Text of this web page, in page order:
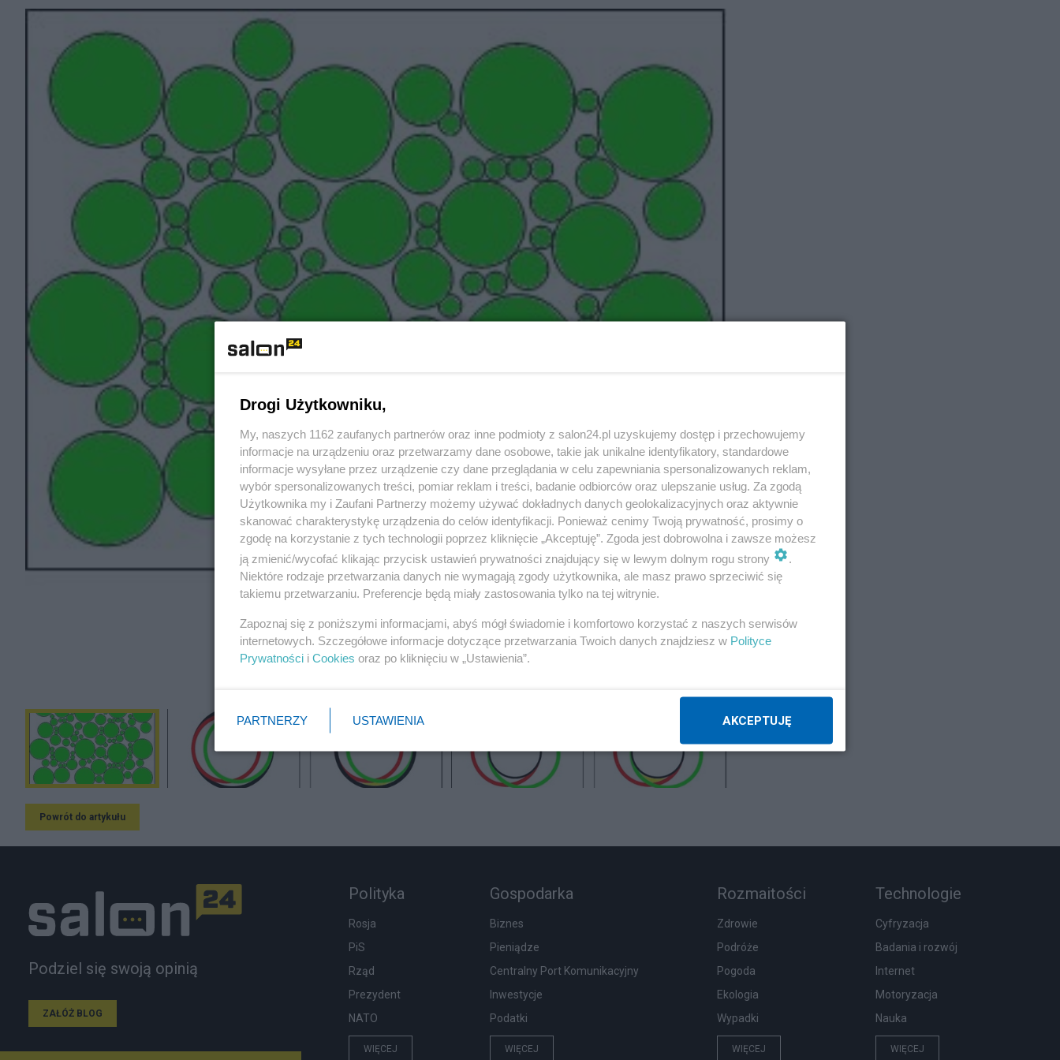
Powrót do artykułu
Podziel się swoją opinią
ZAŁÓŻ BLOG
Polityka
Rosja
PiS
Rząd
Prezydent
NATO
WIĘCEJ
Gospodarka
Biznes
Pieniądze
Centralny Port Komunikacyjny
Inwestycje
Podatki
WIĘCEJ
Rozmaitości
Zdrowie
Podróże
Pogoda
Ekologia
Wypadki
WIĘCEJ
Technologie
Cyfryzacja
Badania i rozwój
Internet
Motoryzacja
Nauka
WIĘCEJ
Drogi Użytkowniku,
My, naszych 1162 zaufanych partnerów oraz inne podmioty z salon24.pl uzyskujemy dostęp i przechowujemy
informacje na urządzeniu oraz przetwarzamy dane osobowe, takie jak unikalne identyfikatory, standardowe
informacje wysyłane przez urządzenie czy dane przeglądania w celu zapewniania spersonalizowanych reklam,
wybór spersonalizowanych treści, pomiar reklam i treści, badanie odbiorców oraz ulepszanie usług. Za zgodą
Użytkownika my i Zaufani Partnerzy możemy używać dokładnych danych geolokalizacyjnych oraz aktywnie
skanować charakterystykę urządzenia do celów identyfikacji. Ponieważ cenimy Twoją prywatność, prosimy o
zgodę na korzystanie z tych technologii poprzez kliknięcie „Akceptuję”. Zgoda jest dobrowolna i zawsze możesz
ją zmienić/wycofać klikając przycisk ustawień prywatności znajdujący się w lewym dolnym rogu strony
Niektóre rodzaje przetwarzania danych nie wymagają zgody użytkownika, ale masz prawo sprzeciwić się
takiemu przetwarzaniu. Preferencje będą miały zastosowania tylko na tej witrynie.
Zapoznaj się z poniższymi informacjami, abyś mógł świadomie i komfortowo korzystać z naszych serwisów
internetowych. Szczegółowe informacje dotyczące przetwarzania Twoich danych znajdziesz w Polityce
Prywatności i Cookies oraz po kliknięciu w „Ustawienia”.
PARTNERZY USTAWIENIA AKCEPTUJĘ